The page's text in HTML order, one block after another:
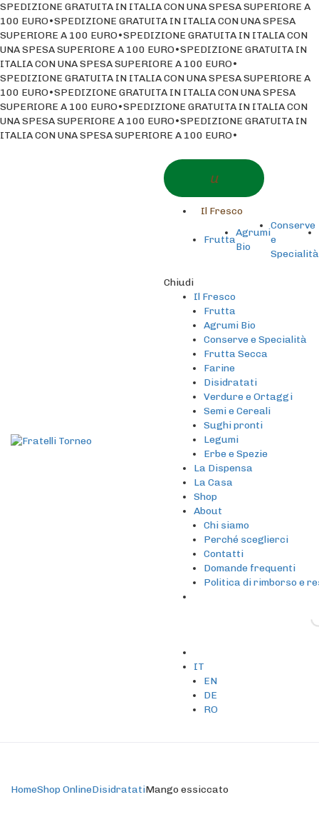
Menu
Il Fresco
Frutta
Agrumi
Bio
Conserve
e
Specialità
Chiudi
Il Fresco
Frutta
Agrumi Bio
Conserve e Specialità
Frutta Secca
Farine
Disidratati
Verdure e Ortaggi
Semi e Cereali
Sughi pronti
Legumi
Erbe e Spezie
La Dispensa
La Casa
Shop
About
Chi siamo
Perché sceglierci
Contatti
Domande frequenti
Politica di rimborso e
IT
EN
DE
RO
HomeShop OnlineDisidratatiMango essiccato
SPEDIZIONE GRATUITA IN ITALIA CON UNA SPESA SUPERIORE A
100 EURO•SPEDIZIONE GRATUITA IN ITALIA CON UNA SPESA
SUPERIORE A 100 EURO•SPEDIZIONE GRATUITA IN ITALIA CON
UNA SPESA SUPERIORE A 100 EURO•SPEDIZIONE GRATUITA IN
ITALIA CON UNA SPESA SUPERIORE A 100 EURO•
SPEDIZIONE GRATUITA IN ITALIA CON UNA SPESA SUPERIORE A
100 EURO•SPEDIZIONE GRATUITA IN ITALIA CON UNA SPESA
SUPERIORE A 100 EURO•SPEDIZIONE GRATUITA IN ITALIA CON
UNA SPESA SUPERIORE A 100 EURO•SPEDIZIONE GRATUITA IN
ITALIA CON UNA SPESA SUPERIORE A 100 EURO•